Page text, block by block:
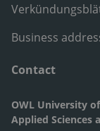
Business
Contact
OWL University of
Applied Sciences